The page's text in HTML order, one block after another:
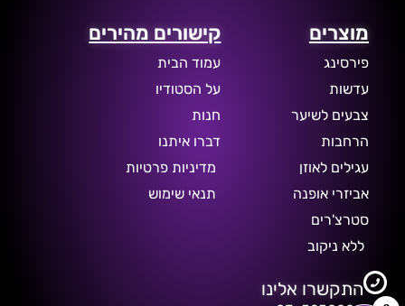
מוצרים
פירסינג
עדשות
צבעים לשיער
הרחבות
עגילים לאוזן
אביזרי אופנה
סטרצ'רים
ללא ניקוב
קישורים מהירים
עמוד הבית
על הסטודיו
חנות
דברו איתנו
מדיניות פרטיות
תנאי שימוש
התקשרו אלינו